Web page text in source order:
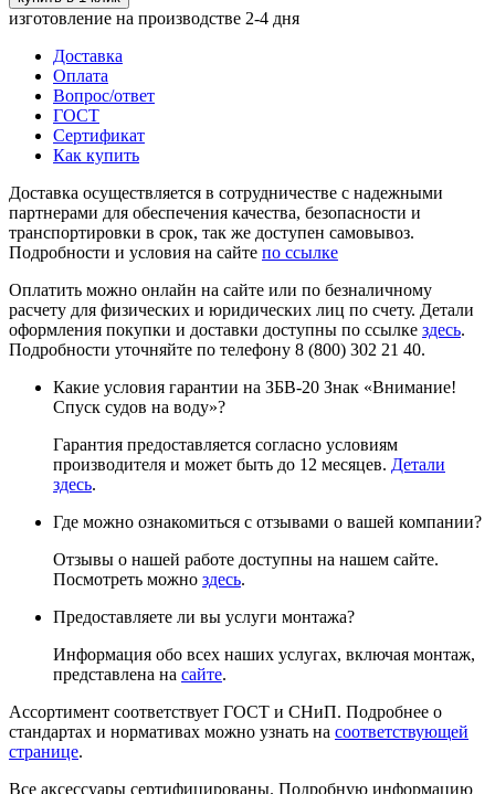
изготовление на производстве 2-4 дня
Доставка
Оплата
Вопрос/ответ
ГОСТ
Сертификат
Как купить
Доставка осуществляется в сотрудничестве с надежными
партнерами для обеспечения качества, безопасности и
транспортировки в срок, так же доступен самовывоз.
Подробности и условия на сайте по ссылке
Оплатить можно онлайн на сайте или по безналичному
расчету для физических и юридических лиц по счету. Детали
оформления покупки и доставки доступны по ссылке здесь.
Подробности уточняйте по телефону 8 (800) 302 21 40.
Какие условия гарантии на ЗБВ-20 Знак «Внимание!
Спуск судов на воду»?
Гарантия предоставляется согласно условиям
производителя и может быть до 12 месяцев. Детали
здесь.
Где можно ознакомиться с отзывами о вашей компании?
Отзывы о нашей работе доступны на нашем сайте.
Посмотреть можно здесь.
Предоставляете ли вы услуги монтажа?
Информация обо всех наших услугах, включая монтаж,
представлена на сайте.
Ассортимент соответствует ГОСТ и СНиП. Подробнее о
стандартах и нормативах можно узнать на соответствующей
странице.
Все аксессуары сертифицированы. Подробную информацию